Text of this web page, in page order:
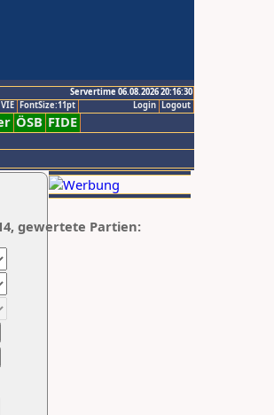
Servertime 06.08.2026 20:16:30
Logout
Login
VIE FontSize:11pt
ÖSB FIDE
gewertete Partien: